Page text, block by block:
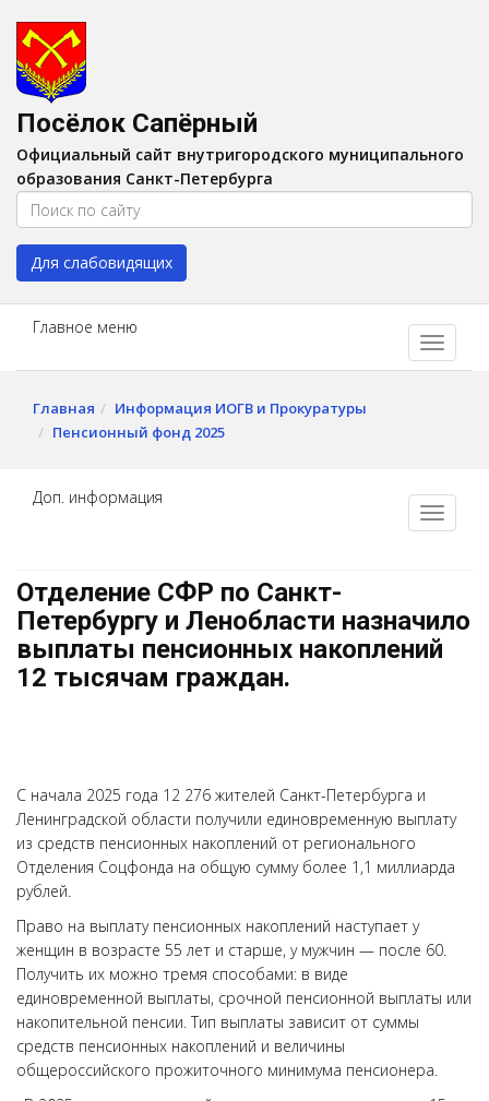
Изображения:
Цвет:A A
Посёлок Сапёрный
Официальный сайт внутригородского муниципального
образования Санкт-Петербурга
Для слабовидящих
Главное меню
Главная
Информация ИОГВ и Прокуратуры
Пенсионный фонд 2025
Доп. информация
Отделение СФР по Санкт-
Петербургу и Ленобласти назначило
выплаты пенсионных накоплений
12 тысячам граждан.
С начала 2025 года 12 276 жителей Санкт-Петербурга и
Ленинградской области получили единовременную выплату
из средств пенсионных накоплений от регионального
Отделения Соцфонда на общую сумму более 1,1 миллиарда
рублей.
Право на выплату пенсионных накоплений наступает у
женщин в возрасте 55 лет и старше, у мужчин — после 60.
Получить их можно тремя способами: в виде
единовременной выплаты, срочной пенсионной выплаты или
накопительной пенсии. Тип выплаты зависит от суммы
средств пенсионных накоплений и величины
общероссийского прожиточного минимума пенсионера.